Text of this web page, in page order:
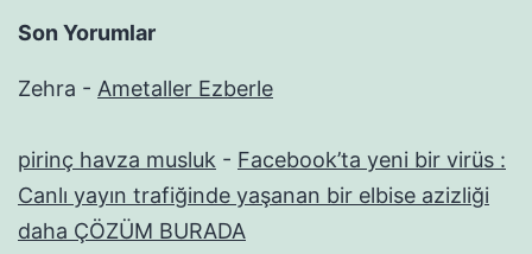
Son Yorumlar
Zehra - Ametaller Ezberle
pirinç havza musluk - Facebook’ta yeni bir virüs :
Canlı yayın trafiğinde yaşanan bir elbise azizliği
daha ÇÖZÜM BURADA